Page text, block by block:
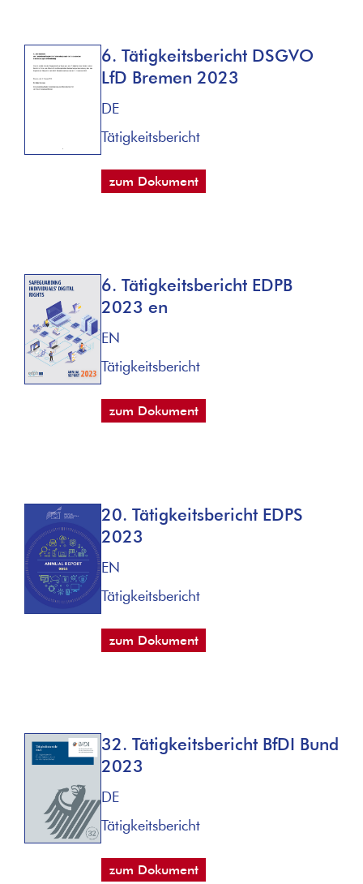
6. Tätigkeitsbericht DSGVO
LfD Bremen 2023
DE
Tätigkeitsbericht
zum Dokument
6. Tätigkeitsbericht EDPB
2023 en
EN
Tätigkeitsbericht
zum Dokument
20. Tätigkeitsbericht EDPS
2023
EN
Tätigkeitsbericht
zum Dokument
32. Tätigkeitsbericht BfDI Bund
2023
DE
Tätigkeitsbericht
zum Dokument